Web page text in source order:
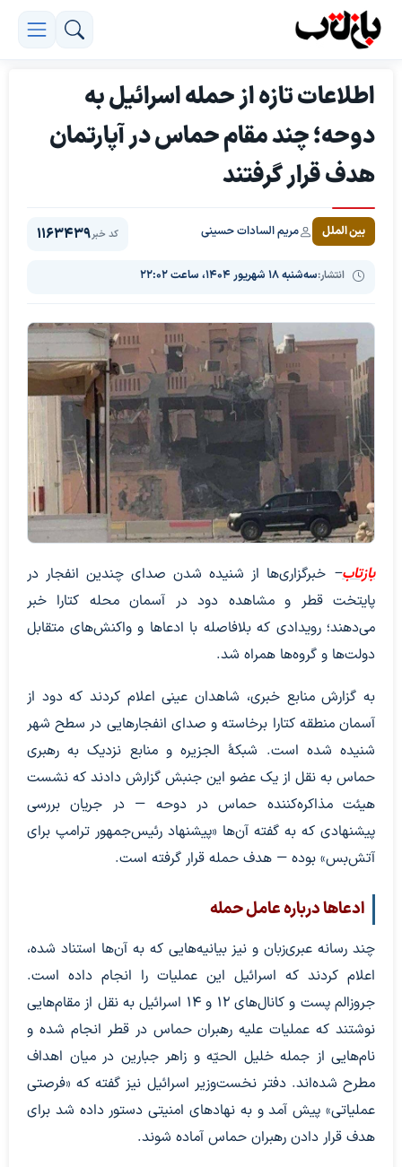
اطلاعات تازه از حمله اسرائیل به
دوحه؛ چند مقام حماس در آپارتمان
هدف قرار گرفتند
بین الملل مریم السادات حسینی
انتشار:سه‌شنبه ۱۸ شهریور ۱۴۰۴، ساعت ۲۲:۰۲
کد خبر1163439
بازتاب– خبرگزاری‌ها از شنیده شدن صدای چندین انفجار در
پایتخت قطر و مشاهده دود در آسمان محله کتارا خبر
می‌دهند؛ رویدادی که بلافاصله با ادعاها و واکنش‌های متقابل
دولت‌ها و گروه‌ها همراه شد.
به گزارش منابع خبری، شاهدان عینی اعلام کردند که دود از
آسمان منطقه کتارا برخاسته و صدای انفجارهایی در سطح شهر
شنیده شده است. شبکۀ الجزیره و منابع نزدیک به رهبری
حماس به نقل از یک عضو این جنبش گزارش دادند که نشست
هیئت مذاکره‌کننده حماس در دوحه — در جریان بررسی
پیشنهادی که به گفته آن‌ها «پیشنهاد رئیس‌جمهور ترامپ برای
آتش‌بس» بوده — هدف حمله قرار گرفته است.
ادعاها درباره عامل حمله
چند رسانه عبری‌زبان و نیز بیانیه‌هایی که به آن‌ها استناد شده،
اعلام کردند که اسرائیل این عملیات را انجام داده است.
جروزالم پست و کانال‌های ۱۲ و ۱۴ اسرائیل به نقل از مقام‌هایی
نوشتند که عملیات علیه رهبران حماس در قطر انجام شده و
نام‌هایی از جمله خلیل الحیّه و زاهر جبارین در میان اهداف
مطرح شده‌اند. دفتر نخست‌وزیر اسرائیل نیز گفته که «فرصتی
عملیاتی» پیش آمد و به نهادهای امنیتی دستور داده شد برای
هدف قرار دادن رهبران حماس آماده شوند.